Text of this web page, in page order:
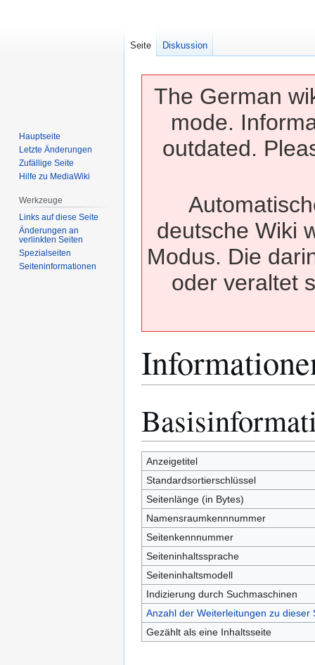
The German
mode.
outdated.
deutsche Wiki
Modus. Die
oder veraltet
Navigation
Suche
Anzeigetitel
Standardsortierschlüssel
Seitenlänge (in Bytes)
Namensraumkennnummer
Seitenkennnummer
Seiteninhaltssprache
Seiteninhaltsmodell
Indizierung durch Suchmaschinen
Anzahl der Weiterleitungen zu dieser
Gezählt als eine Inhaltsseite
Seite Diskussion
Hauptseite
Letzte Änderungen
Zufällige Seite
Hilfe zu MediaWiki
Werkzeuge
Links auf diese Seite
Änderungen an
verlinkten Seiten
Spezialseiten
Seiten­­informationen